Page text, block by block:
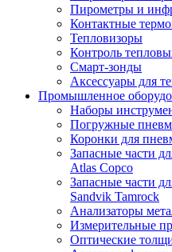
Пирометры и
Контактные
Тепловизоры
Контроль
Смарт-зонды
Аксессуары для
Промышленное
Наборы
Погружные
Коронки для
Запасные части
Atlas Copco
Запасные части
Sandvik Tamrock
Анализаторы
Измерительные
Оптические